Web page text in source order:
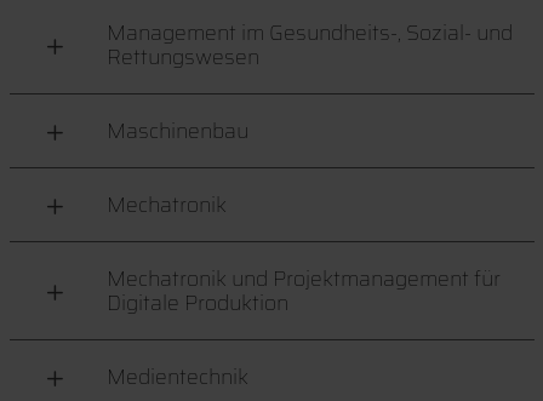
Management im Gesundheits-, Sozial- und
Rettungswesen
Maschinenbau
Mechatronik
Mechatronik und Projektmanagement für
Digitale Produktion
Medientechnik